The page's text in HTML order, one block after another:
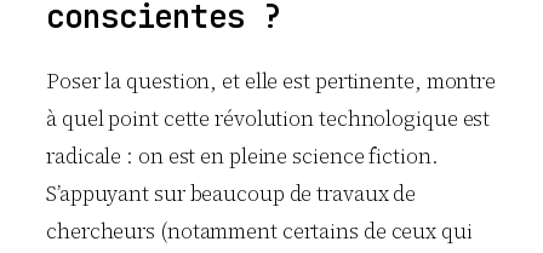
conscientes ?
Poser la question, et elle est pertinente, montre
à quel point cette révolution technologique est
radicale : on est en pleine science fiction.
S’appuyant sur beaucoup de travaux de
chercheurs (notamment certains de ceux qui